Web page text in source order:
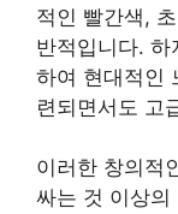
적인 빨간색,
반적입니다.
하여 현대적인
련되면서도 고
이러한 창의적
싸는 것 이상의